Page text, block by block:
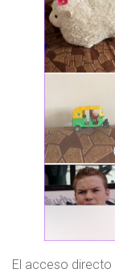
El acceso directo